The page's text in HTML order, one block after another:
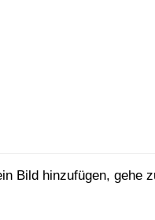
Bild hinzufügen, gehe